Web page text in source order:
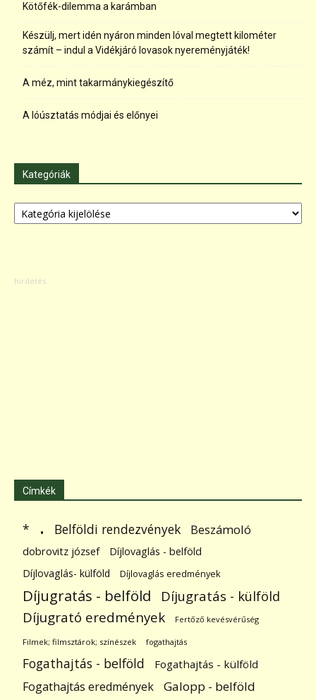
Kötőfék-dilemma a karámban
Készülj, mert idén nyáron minden lóval megtett kilométer
számít – indul a Vidékjáró lovasok nyereményjáték!
A méz, mint takarmánykiegészítő
A lóúsztatás módjai és előnyei
Kategóriák
Kategóriák
Címkék
* . Belföldi rendezvények Beszámoló
dobrovitz józsef
Díjlovaglás - belföld
Díjlovaglás- külföld
Díjlovaglás eredmények
Díjugratás - belföld Díjugratás - külföld
Díjugrató eredmények Fertőző kevésvérűség
Filmek; filmsztárok; színészek fogathajtás
Fogathajtás - belföld Fogathajtás - külföld
Fogathajtás eredmények Galopp - belföld